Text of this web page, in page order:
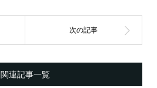
関連記事一覧